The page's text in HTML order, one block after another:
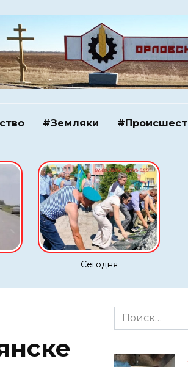
#Земляки
Сегодня
Search
for: